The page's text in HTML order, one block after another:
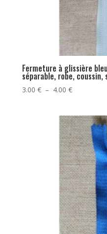
Fermeture à glissière
séparable, robe,
3.00 € – 4.00 €Plage
3.00 €
à
4.00 €